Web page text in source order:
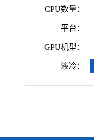
CPU数量：
平台：
GPU机型：
液冷：